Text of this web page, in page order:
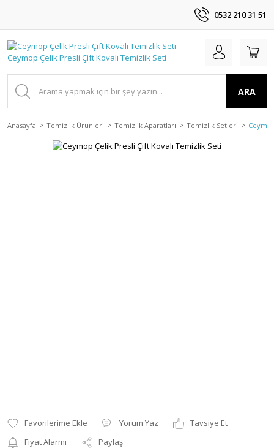
0532 210 31 51
ARA
Anasayfa Temizlik Ürünleri Temizlik Aparatları Temizlik Setleri
Yorum Yaz
Tavsiye Et
Fiyat Alarmı
Paylaş